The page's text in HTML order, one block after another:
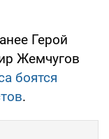
Герой
Жемчугов
боятся
.